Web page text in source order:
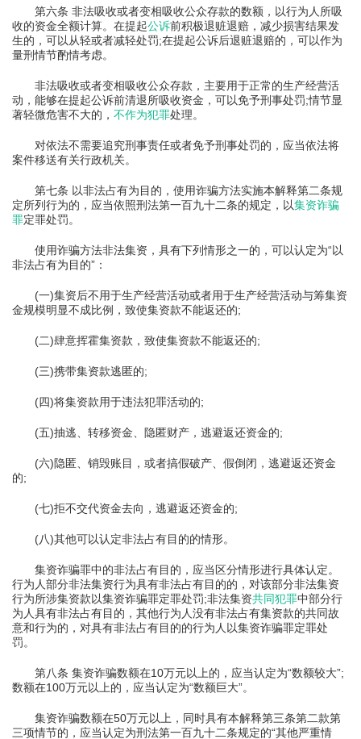
第六条 非法吸收或者变相吸收公众存款的数额，以行为人所吸
收的资金全额计算。在提起公诉前积极退赃退赔，减少损害结果发
生的，可以从轻或者减轻处罚;在提起公诉后退赃退赔的，可以作为
量刑情节酌情考虑。
非法吸收或者变相吸收公众存款，主要用于正常的生产经营活
动，能够在提起公诉前清退所吸收资金，可以免予刑事处罚;情节显
著轻微危害不大的， 不作为犯罪处理。
对依法不需要追究刑事责任或者免予刑事处罚的，应当依法将
案件移送有关行政机关。
第七条 以非法占有为目的，使用诈骗方法实施本解释第二条规
定所列行为的，应当依照刑法第一百九十二条的规定，以集资诈骗
罪定罪处罚。
使用诈骗方法非法集资，具有下列情形之一的，可以认定为“以
非法占有为目的”：
(一)集资后不用于生产经营活动或者用于生产经营活动与筹集资
金规模明显不成比例，致使集资款不能返还的;
(二)肆意挥霍集资款，致使集资款不能返还的;
(三)携带集资款逃匿的;
(四)将集资款用于违法犯罪活动的;
(五)抽逃、转移资金、隐匿财产，逃避返还资金的;
(六)隐匿、销毁账目，或者搞假破产、假倒闭，逃避返还资金
的;
(七)拒不交代资金去向，逃避返还资金的;
(八)其他可以认定非法占有目的的情形。
集资诈骗罪中的非法占有目的，应当区分情形进行具体认定。
行为人部分非法集资行为具有非法占有目的的，对该部分非法集资
行为所涉集资款以集资诈骗罪定罪处罚;非法集资共同犯罪中部分行
为人具有非法占有目的，其他行为人没有非法占有集资款的共同故
意和行为的，对具有非法占有目的的行为人以集资诈骗罪定罪处
罚。
第八条 集资诈骗数额在10万元以上的，应当认定为“数额较大”;
数额在100万元以上的，应当认定为“数额巨大”。
集资诈骗数额在50万元以上，同时具有本解释第三条第二款第
三项情节的，应当认定为刑法第一百九十二条规定的“其他严重情